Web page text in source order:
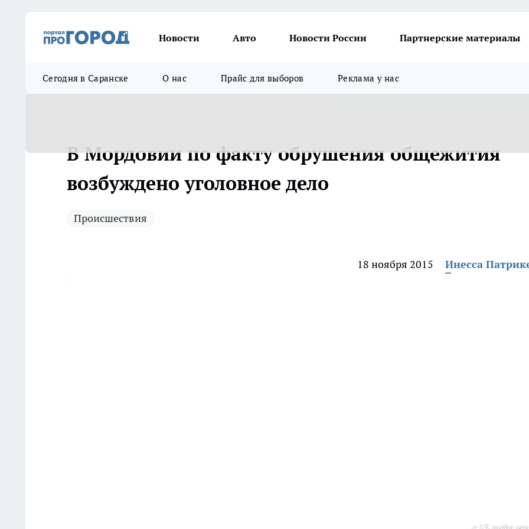
Новости Авто Новости России Партнерские материалы
Сегодня в Саранске О нас Прайс для выборов Реклама у нас
В Мордовии по факту обрушения общежития
возбуждено уголовное дело
Происшествия
18 ноября 2015 Инесса
с